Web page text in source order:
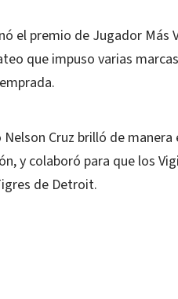
el premio de Jugador Más
que impuso varias
Cruz brilló de
y colaboró para que los
de Detroit.